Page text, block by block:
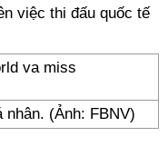
việc thi đấu quốc tế
nhân. (Ảnh: FBNV)